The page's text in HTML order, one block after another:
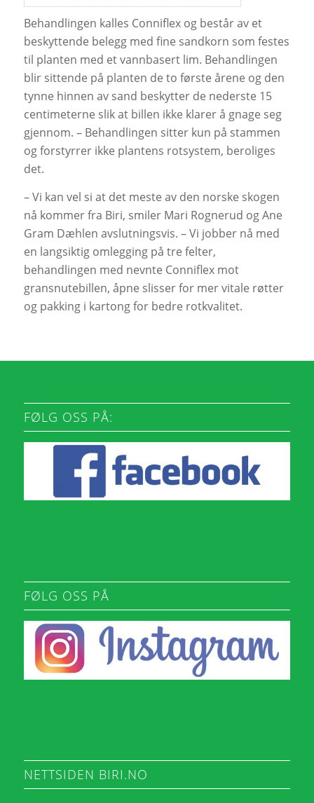
Behandlingen kalles Conniflex og består av et
beskyttende belegg med fine sandkorn som festes
til planten med et vannbasert lim. Behandlingen
blir sittende på planten de to første årene og den
tynne hinnen av sand beskytter de nederste 15
centimeterne slik at billen ikke klarer å gnage seg
gjennom. – Behandlingen sitter kun på stammen
og forstyrrer ikke plantens rotsystem, beroliges
det.
– Vi kan vel si at det meste av den norske skogen
nå kommer fra Biri, smiler Mari Rognerud og Ane
Gram Dæhlen avslutningsvis. – Vi jobber nå med
en langsiktig omlegging på tre felter,
behandlingen med nevnte Conniflex mot
gransnutebillen, åpne slisser for mer vitale røtter
og pakking i kartong for bedre rotkvalitet.
FØLG OSS PÅ:
FØLG OSS PÅ
NETTSIDEN BIRI.NO